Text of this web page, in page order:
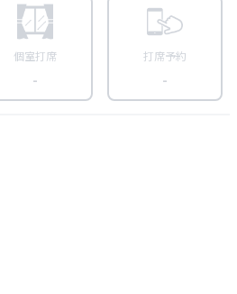
個室打席
-
打席予約
-